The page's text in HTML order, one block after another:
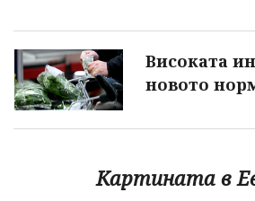
Високата
новото
Картината в